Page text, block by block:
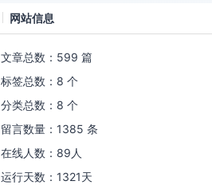
网站信息
文章总数：599 篇
标签总数：8 个
分类总数：8 个
留言数量：1385 条
在线人数： 89 人
运行天数：1321天